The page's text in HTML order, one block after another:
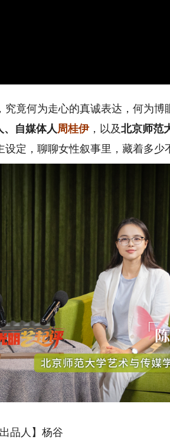
何为走心的真诚表达，何为博
、自媒体人周桂伊，以及北京师范
定，聊聊女性叙事里，藏着多少
品人】杨谷